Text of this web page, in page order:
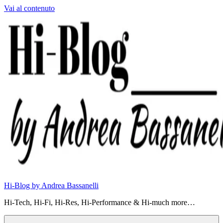
Vai al contenuto
Hi-Blog by Andrea Bassanelli
Hi-Tech, Hi-Fi, Hi-Res, Hi-Performance & Hi-much more…